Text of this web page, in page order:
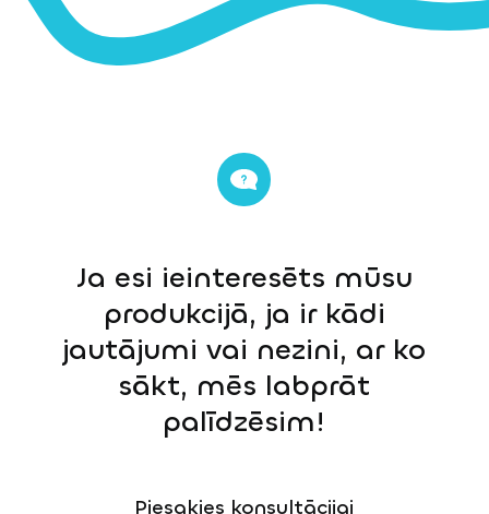
Ja esi ieinteresēts mūsu
produkcijā, ja ir kādi
jautājumi vai nezini, ar ko
sākt, mēs labprāt
palīdzēsim!
Piesakies konsultācijai